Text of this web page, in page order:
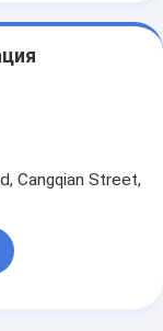
Cangqian Street,